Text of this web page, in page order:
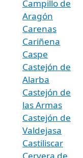
Campillo de
Aragón
Carenas
Cariñena
Caspe
Castejón de
Alarba
Castejón de
las Armas
Castejón de
Valdejasa
Castiliscar
Cervera de